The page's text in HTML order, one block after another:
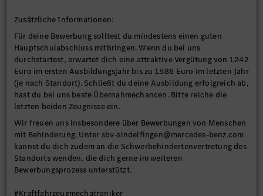
Zusätzliche Informationen:
Für deine Bewerbung solltest du mindestens einen guten
Hauptschulabschluss mitbringen. Wenn du bei uns
durchstartest, erwartet dich eine attraktive Vergütung von 1.242
Euro im ersten Ausbildungsjahr bis zu 1.586 Euro im letzten Jahr
(je nach Standort). Schließt du deine Ausbildung erfolgreich ab,
hast du bei uns beste Übernahmechancen. Bitte reiche die
letzten beiden Zeugnisse ein.
Wir freuen uns insbesondere über Bewerbungen von Menschen
mit Behinderung. Unter sbv-sindelfingen@mercedes-benz.com
kannst du dich zudem an die Schwerbehindertenvertretung des
Standorts wenden, die dich gerne im weiteren
Bewerbungsprozess unterstützt.
#Kraftfahrzeugmechatroniker